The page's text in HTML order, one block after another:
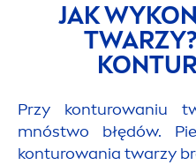
JAK
Przy konturowaniu
mnóstwo błędów.
konturowania twarzy